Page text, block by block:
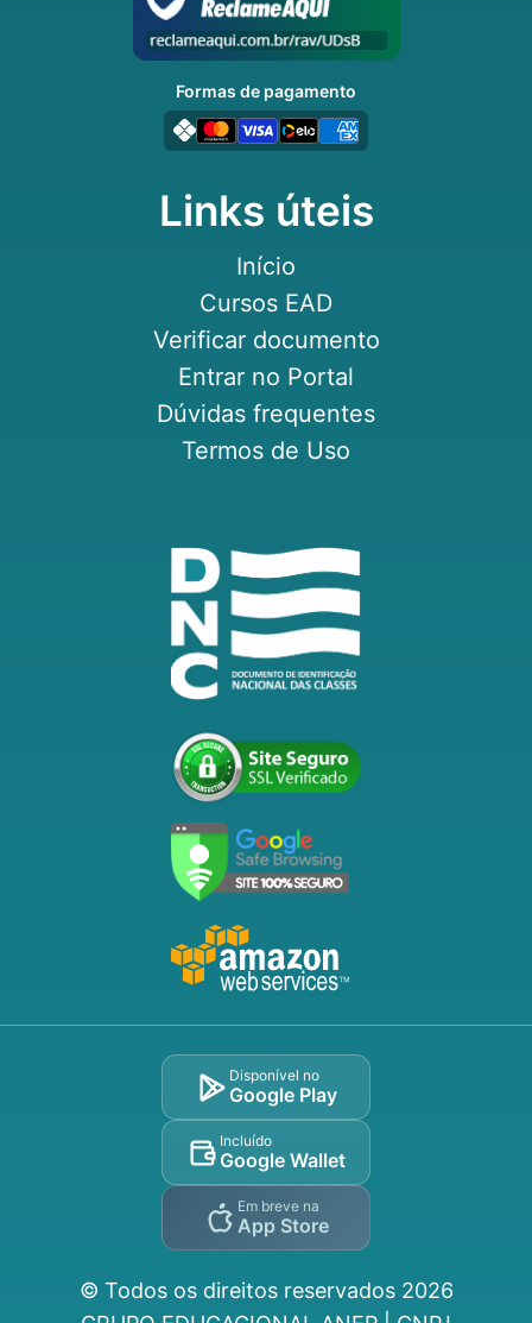
Links úteis
Início
Cursos EAD
Verificar documento
Entrar no Portal
Dúvidas frequentes
Termos de Uso
Formas de pagamento
Disponível no
Google Play
Incluído
Google Wallet
Em breve na
App Store
© Todos os direitos reservados 2026